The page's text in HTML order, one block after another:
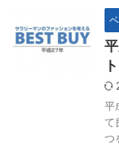
平
て
つ